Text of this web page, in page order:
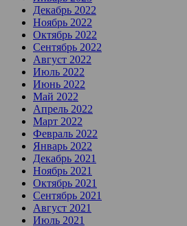
Декабрь 2022
Ноябрь 2022
Октябрь 2022
Сентябрь 2022
Август 2022
Июль 2022
Июнь 2022
Май 2022
Апрель 2022
Март 2022
Февраль 2022
Январь 2022
Декабрь 2021
Ноябрь 2021
Октябрь 2021
Сентябрь 2021
Август 2021
Июль 2021